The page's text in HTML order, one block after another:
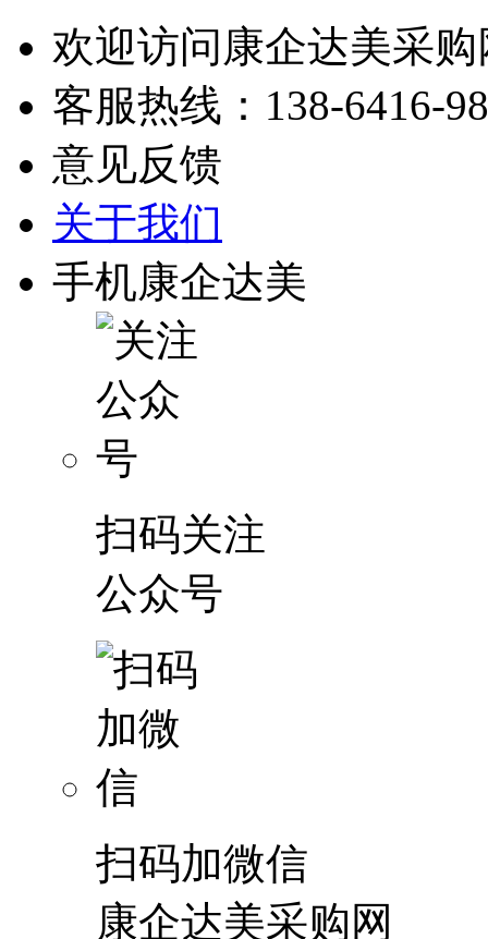
欢迎访问康企达美采购
客服热线： 138-6416-
意见反馈
关于我们
手机康企达美
扫码关注
公众号
扫码加微信
康企达美采购网